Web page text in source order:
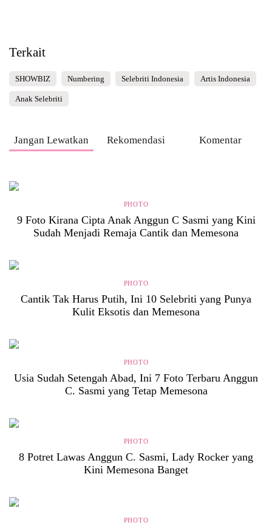
Terkait
SHOWBIZ Numbering Selebriti Indonesia Artis Indonesia
Anak Selebriti
Jangan Lewatkan Rekomendasi Komentar
PHOTO
9 Foto Kirana Cipta Anak Anggun C Sasmi yang Kini
Sudah Menjadi Remaja Cantik dan Memesona
PHOTO
Cantik Tak Harus Putih, Ini 10 Selebriti yang Punya
Kulit Eksotis dan Memesona
PHOTO
Usia Sudah Setengah Abad, Ini 7 Foto Terbaru Anggun
C. Sasmi yang Tetap Memesona
PHOTO
8 Potret Lawas Anggun C. Sasmi, Lady Rocker yang
Kini Memesona Banget
PHOTO